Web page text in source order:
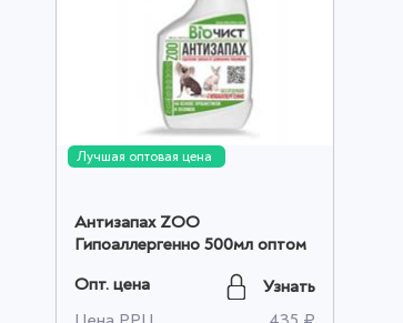
Лучшая оптовая цена
Антизапах ZОО
Гипоаллергенно 500мл оптом
Опт. цена
Узнать